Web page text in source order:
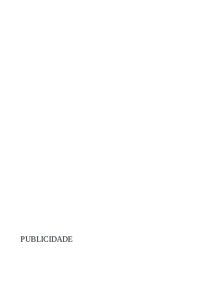
PUBLICIDADE